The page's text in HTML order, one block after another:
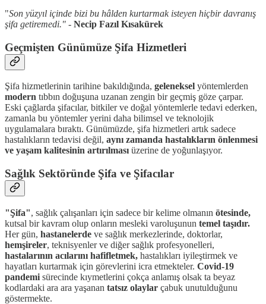
"Son yüzyıl içinde bizi bu hâlden kurtarmak isteyen hiçbir davranış
şifa getiremedi." - Necip Fazıl Kısakürek
Geçmişten Günümüze Şifa Hizmetleri
Şifa hizmetlerinin tarihine bakıldığında, geleneksel yöntemlerden
modern tıbbın doğuşuna uzanan zengin bir geçmiş göze çarpar.
Eski çağlarda şifacılar, bitkiler ve doğal yöntemlerle tedavi ederken,
zamanla bu yöntemler yerini daha bilimsel ve teknolojik
uygulamalara bıraktı. Günümüzde, şifa hizmetleri artık sadece
hastalıkların tedavisi değil, aynı zamanda hastalıkların önlenmesi
ve yaşam kalitesinin artırılmasıüzerine de yoğunlaşıyor.
Sağlık Sektöründe Şifa ve Şifacılar
"Şifa", sağlık çalışanları için sadece bir kelime olmanın ötesinde,
kutsal bir kavram olup onların mesleki varoluşunun temel taşıdır.
Her gün, hastanelerde ve sağlık merkezlerinde, doktorlar,
hemşireler, teknisyenler ve diğer sağlık profesyonelleri,
hastalarının acılarını hafifletmek, hastalıkları iyileştirmek ve
hayatları kurtarmak için görevlerini icra etmekteler. Covid-19
pandemi sürecinde kıymetlerini çokça anlamış olsak ta beyaz
kodlardaki ara ara yaşanan tatsız olaylar çabuk unutulduğunu
göstermekte.